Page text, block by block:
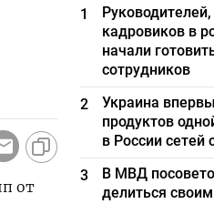
от
1
кадровиков в
начали
сотрудников
2
Украина
продуктов
в России сетей
3
В МВД
делиться